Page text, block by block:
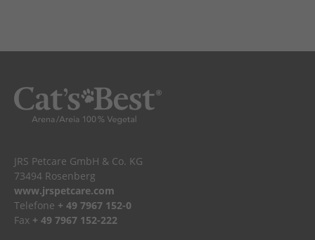
JRS Petcare GmbH & Co. KG
73494 Rosenberg
www.jrspetcare.com
Telefone + 49 7967 152-0
Fax + 49 7967 152-222